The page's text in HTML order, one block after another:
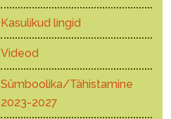
Kasulikud lingid
Videod
Sümboolika/Tähistamine
2023-2027